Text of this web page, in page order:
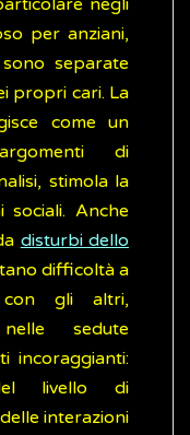
negli
per anziani,
separate
propri cari. La
come un
di
stimola la
sociali. Anche
disturbi dello
difficoltà a
con gli altri,
sedute
incoraggianti:
livello di
interazioni